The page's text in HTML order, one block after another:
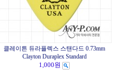
클레이튼 듀라플렉스 스탠다드 0.73mm
Clayton Duraplex Standard
1,000원